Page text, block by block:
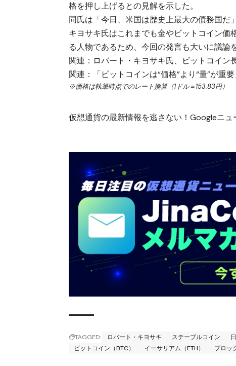
格を押し上げるとの見解を示した。
同氏は「今日、米国は歴史上最大の債務国だ
キヨサキ氏はこれまでも金やビットコイン
る人物であるため、今回の発言も大いに議論
関連： ロバート・キヨサキ氏、ビットコイ
関連：
「ビットコインは“価格”より“量”が
※価格は執筆時点でのレート換算（1ドル＝153.83円）
仮想通貨の最新情報を逃さない！Googleニュ
TAGGED: ロバート・キヨサキ ステーブルコイン
ビットコイン（BTC）
イーサリアム（ETH） ブロッ